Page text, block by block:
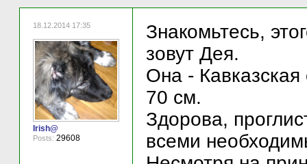
18.12.2014 17:35
Irish@
Posts: 29608
Знакомьтесь,
зовут Дея.
Она - Кавказская
70 см.
Здорова,
всеми